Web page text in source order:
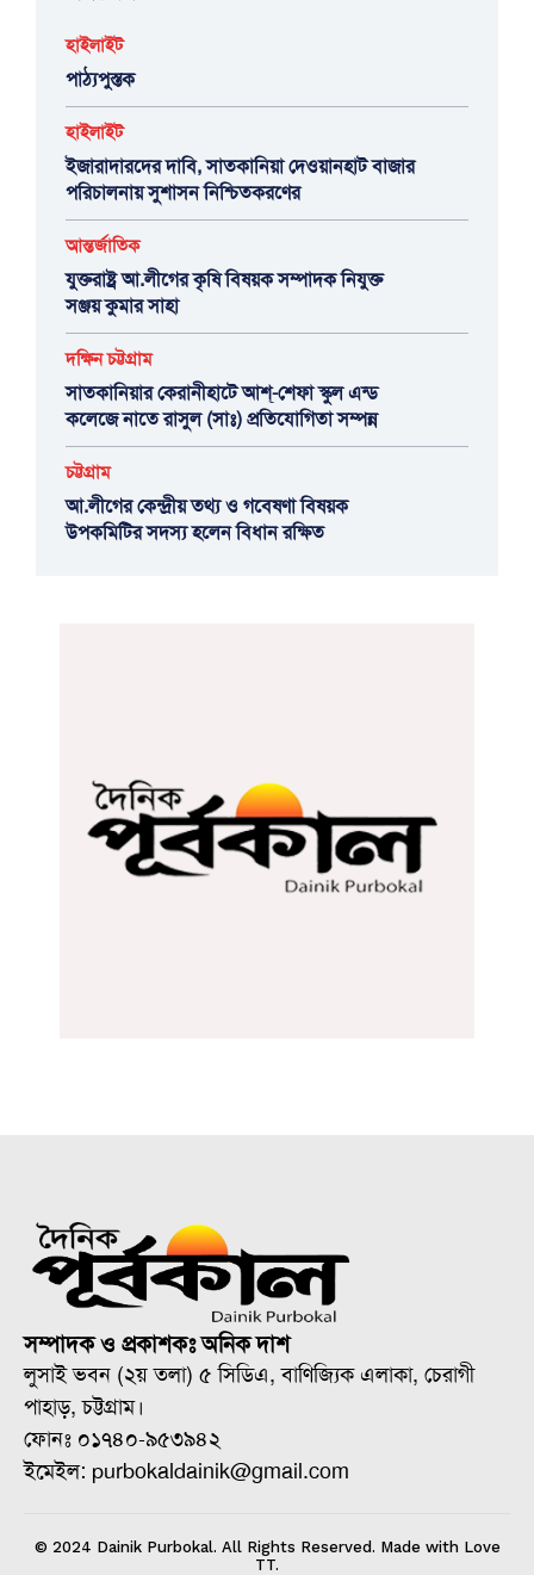
হাইলাইট
পাঠ্যপুস্তক
হাইলাইট
ইজারাদারদের দাবি, সাতকানিয়া দেওয়ানহাট বাজার
পরিচালনায় সুশাসন নিশ্চিতকরণের
আন্তর্জাতিক
যুক্তরাষ্ট্র আ.লীগের কৃষি বিষয়ক সম্পাদক নিযুক্ত
সঞ্জয় কুমার সাহা
দক্ষিন চট্টগ্রাম
সাতকানিয়ার কেরানীহাটে আশ্-শেফা স্কুল এন্ড
কলেজে নাতে রাসুল (সাঃ) প্রতিযোগিতা সম্পন্ন
চট্টগ্রাম
আ.লীগের কেন্দ্রীয় তথ্য ও গবেষণা বিষয়ক
উপকমিটির সদস্য হলেন বিধান রক্ষিত
সম্পাদক ও প্রকাশকঃ অনিক দাশ
লুসাই ভবন (২য় তলা) ৫ সিডিএ, বাণিজ্যিক এলাকা, চেরাগী
পাহাড়, চট্টগ্রাম।
ফোনঃ ০১৭৪০-৯৫৩৯৪২
ইমেইল: purbokaldainik@gmail.com
© 2024 Dainik Purbokal. All Rights Reserved. Made with Love
TT.